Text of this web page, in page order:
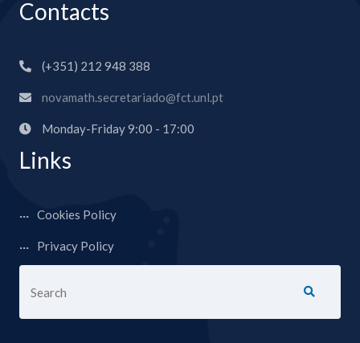
Contacts
(+351) 212 948 388
novamath.secretariado@fct.unl.pt
Monday-Friday 9:00 - 17:00
Links
Cookies Policy
Privacy Policy